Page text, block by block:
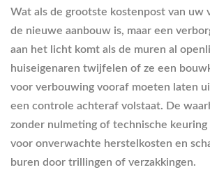
Wat als de grootste kostenpost van uw
de nieuwe aanbouw is, maar een
aan het licht komt als de muren al
huiseigenaren twijfelen of ze een
voor verbouwing vooraf moeten laten
een controle achteraf volstaat. De
zonder nulmeting of technische
voor onverwachte herstelkosten en
buren door trillingen of verzakkingen.